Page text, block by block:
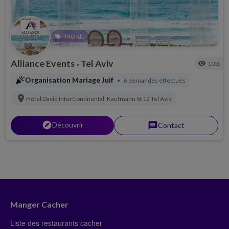
local_offer Monde
Alliance Events • Tel Aviv visibility 1005
celebrationOrganisation Mariage Juif • 6 demandes effectués
location_on Hôtel David InterContinental, Kaufmann St 12 Tel Aviv
explorerDécouvrir messageContact
Manger Cacher
Liste des restaurants cacher